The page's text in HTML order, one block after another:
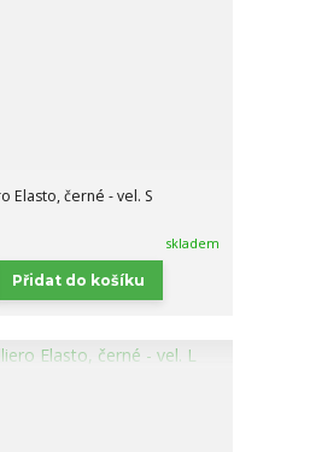
Elasto, černé - vel. S
skladem
Přidat do košíku